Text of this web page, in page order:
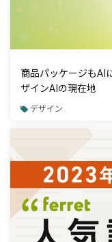
商品パッケージもAI
ザインAIの現在地
デザイン